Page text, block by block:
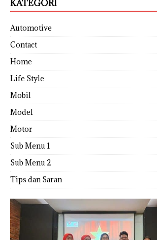
KATEGORI
Automotive
Contact
Home
Life Style
Mobil
Model
Motor
Sub Menu 1
Sub Menu 2
Tips dan Saran